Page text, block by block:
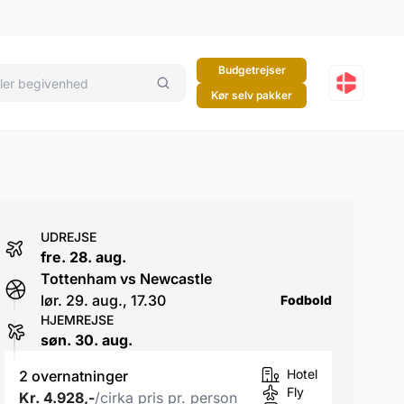
Budgetrejser
Kør selv pakker
UDREJSE
fre. 28. aug.
Tottenham vs Newcastle
lør. 29. aug., 17.30
Fodbold
HJEMREJSE
søn. 30. aug.
2 overnatninger
Kr. 4.928,-/cirka pris pr. person
Hotel
Fly